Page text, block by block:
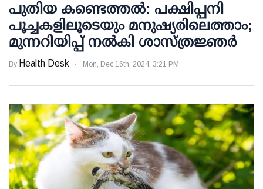
പുതിയ കണ്ടെത്തല്‍: പക്ഷിപ്പനി
പൂച്ചകളിലൂടെയും മനുഷ്യരിലെത്താം;
മുന്നറിയിപ്പ് നല്‍കി ശാസ്ത്രജ്ഞര്‍
By Health Desk Mon, Dec 16th, 2024, 3:21 PM